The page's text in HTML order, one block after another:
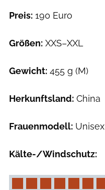
Preis: 190 Euro
Größen: XXS–XXL
Gewicht: 455 g (M)
Herkunftsland: China
Frauenmodell: Unisex
Kälte-/Windschutz: